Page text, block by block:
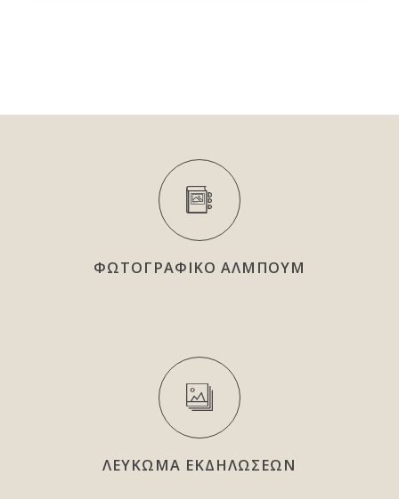
ΦΩΤΟΓΡΑΦΙΚΟ ΑΛΜΠΟΥΜ
ΛΕΥΚΩΜΑ ΕΚΔΗΛΩΣΕΩΝ